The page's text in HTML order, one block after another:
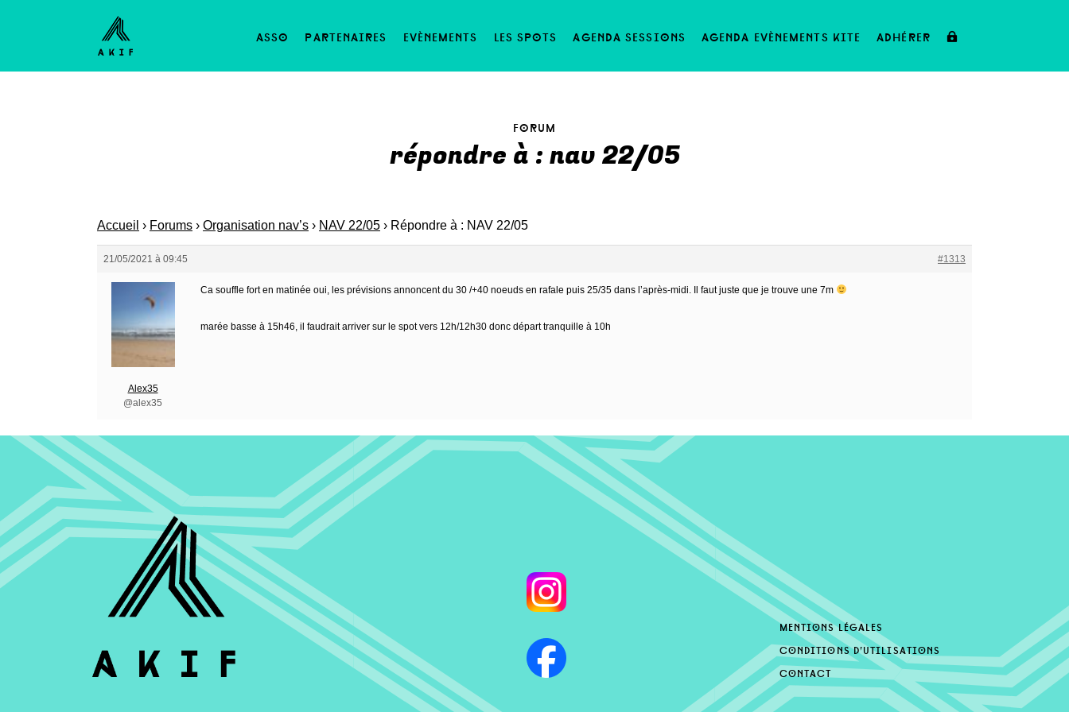
asso partenaires evènements les spots agenda sessions agenda evènements kite adhérer
forum
répondre à : nav 22/05
Accueil › Forums › Organisation nav’s › NAV 22/05 › Répondre à : NAV 22/05
21/05/2021 à 09:45 #1313
Alex35
@alex35
Ca souffle fort en matinée oui, les prévisions annoncent du 30 /+40 noeuds en rafale puis 25/35 dans l’après-midi. Il faut juste que je trouve une 7m
marée basse à 15h46, il faudrait arriver sur le spot vers 12h/12h30 donc départ tranquille à 10h
mentions légales
conditions d’utilisations
contact